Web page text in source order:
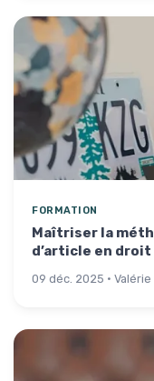
FORMATION
Maîtriser la
d’article en
09 déc. 2025 ·